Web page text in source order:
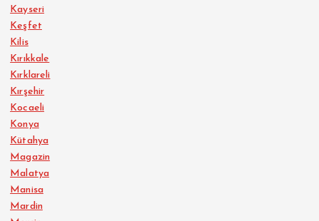
Kayseri
Keşfet
Kilis
Kırıkkale
Kırklareli
Kırşehir
Kocaeli
Konya
Kütahya
Magazin
Malatya
Manisa
Mardin